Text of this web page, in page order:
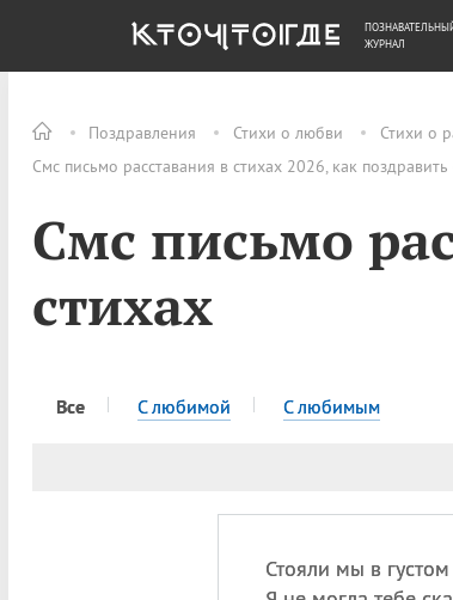
Поздравления Стихи о любви
Стихи о
Смс письмо расставания в стихах 2026, как
Смс письмо
стихах
Все С любимой С любимым
Стояли мы в
ОБЩЕСТВО
ЖУРНАЛ